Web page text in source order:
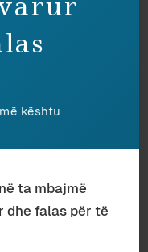
dhe
i vet i
të viteve
shfaqen në
plehra, kam
denatyrimin e
nga
kështu
ta mbajmë
dhe falas për të